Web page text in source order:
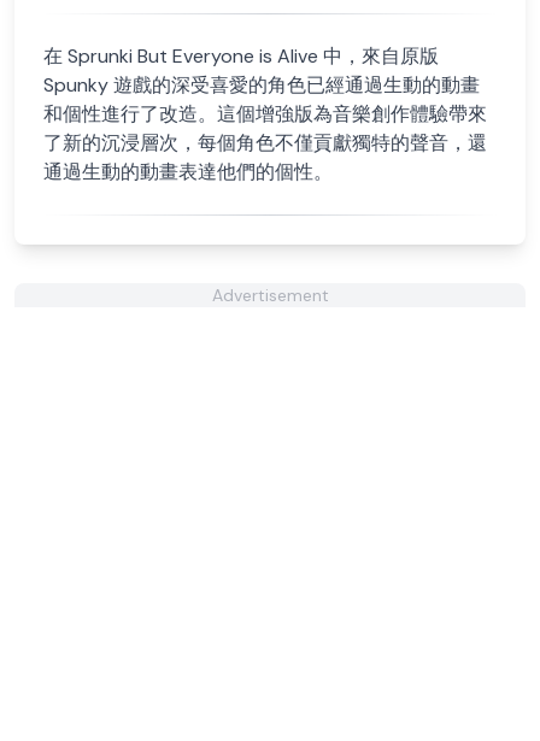
在 Sprunki But Everyone is Alive 中，來自原版
Spunky 遊戲的深受喜愛的角色已經通過生動的動畫
和個性進行了改造。這個增強版為音樂創作體驗帶來
了新的沉浸層次，每個角色不僅貢獻獨特的聲音，還
通過生動的動畫表達他們的個性。
Advertisement